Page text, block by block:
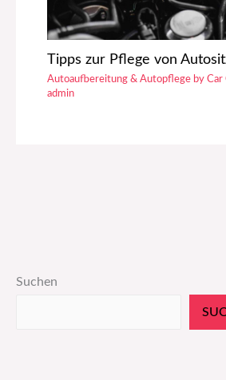
Tipps zur Pflege von
Autoaufbereitung & Autopflege by Car
admin
Suchen